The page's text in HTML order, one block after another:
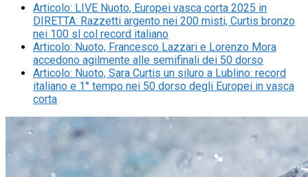
Articolo: LIVE Nuoto, Europei vasca corta 2025 in
DIRETTA: Razzetti argento nei 200 misti, Curtis bronzo
nei 100 sl col record italiano
Articolo: Nuoto, Francesco Lazzari e Lorenzo Mora
accedono agilmente alle semifinali dei 50 dorso
Articolo: Nuoto, Sara Curtis un siluro a Lublino: record
italiano e 1° tempo nei 50 dorso degli Europei in vasca
corta